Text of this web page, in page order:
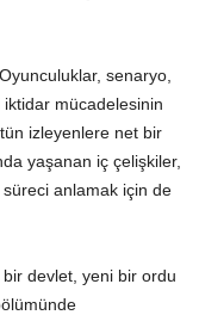
senaryo,
mücadelesinin
izleyenlere net bir
yaşanan iç çelişkiler,
süreci anlamak için de
bir devlet, yeni bir ordu